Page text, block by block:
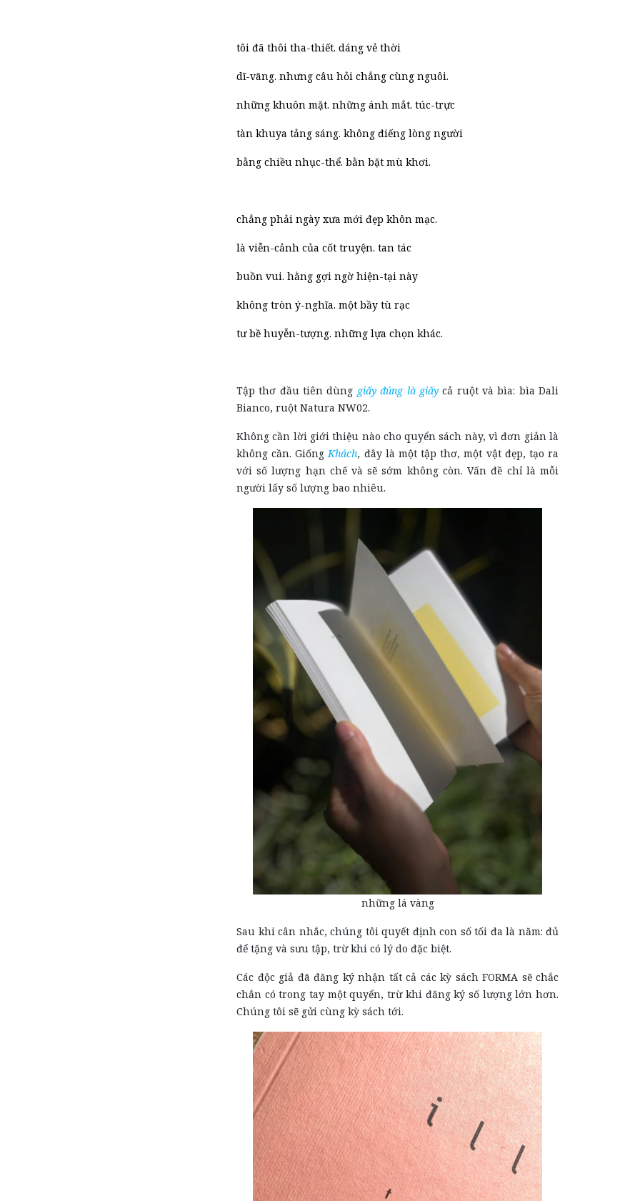
tôi đã thôi tha-thiết. dáng vẻ thời
dĩ-vãng. nhưng câu hỏi chẳng cùng nguôi.
những khuôn mặt. những ánh mắt. túc-trực
tàn khuya tảng sáng. không điếng lòng người
bằng chiều nhục-thể. bằn bặt mù khơi.
chẳng phải ngày xưa mới đẹp khôn mạc.
là viễn-cảnh của cốt truyện. tan tác
buồn vui. hằng gợi ngờ hiện-tại này
không tròn ý-nghĩa. một bầy tù rạc
tư bề huyễn-tượng. những lựa chọn khác.
Tập thơ đầu tiên dùng giấy đúng là giấycả ruột và bìa: bìa Dali
Bianco, ruột Natura NW02.
Không cần lời giới thiệu nào cho quyển sách này, vì đơn giản là
không cần. Giống Khách, đây là một tập thơ, một vật đẹp, tạo ra
với số lượng hạn chế và sẽ sớm không còn. Vấn đề chỉ là mỗi
người lấy số lượng bao nhiêu.
những lá vàng
Sau khi cân nhắc, chúng tôi quyết định con số tối đa là năm: đủ
để tặng và sưu tập, trừ khi có lý do đặc biệt.
Các độc giả đã đăng ký nhận tất cả các kỳ sách FORMA sẽ chắc
chắn có trong tay một quyển, trừ khi đăng ký số lượng lớn hơn.
Chúng tôi sẽ gửi cùng kỳ sách tới.